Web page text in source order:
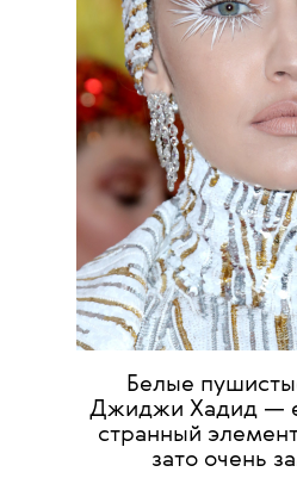
Белые
Джиджи Хадид —
странный
зато очень